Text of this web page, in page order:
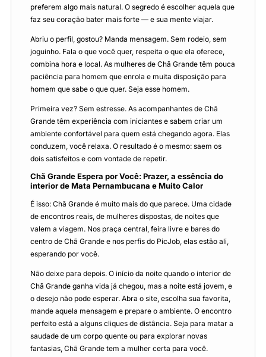
preferem algo mais natural. O segredo é escolher aquela que
faz seu coração bater mais forte — e sua mente viajar.
Abriu o perfil, gostou? Manda mensagem. Sem rodeio, sem
joguinho. Fala o que você quer, respeita o que ela oferece,
combina hora e local. As mulheres de Chã Grande têm pouca
paciência para homem que enrola e muita disposição para
homem que sabe o que quer. Seja esse homem.
Primeira vez? Sem estresse. As acompanhantes de Chã
Grande têm experiência com iniciantes e sabem criar um
ambiente confortável para quem está chegando agora. Elas
conduzem, você relaxa. O resultado é o mesmo: saem os
dois satisfeitos e com vontade de repetir.
Chã Grande Espera por Você: Prazer, a essência do
interior de Mata Pernambucana e Muito Calor
É isso: Chã Grande é muito mais do que parece. Uma cidade
de encontros reais, de mulheres dispostas, de noites que
valem a viagem. Nos praça central, feira livre e bares do
centro de Chã Grande e nos perfis do PicJob, elas estão ali,
esperando por você.
Não deixe para depois. O início da noite quando o interior de
Chã Grande ganha vida já chegou, mas a noite está jovem, e
o desejo não pode esperar. Abra o site, escolha sua favorita,
mande aquela mensagem e prepare o ambiente. O encontro
perfeito está a alguns cliques de distância. Seja para matar a
saudade de um corpo quente ou para explorar novas
fantasias, Chã Grande tem a mulher certa para você.